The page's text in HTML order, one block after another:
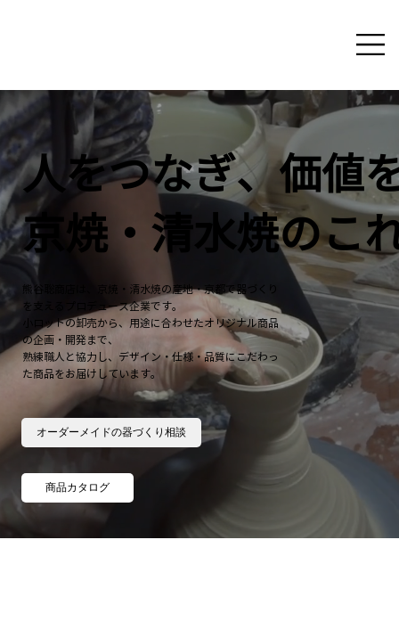
人をつなぎ、価値
京焼・清水焼のこ
熊谷聡商店は、京焼・清水焼の産地・京都で器づくり
を支えるプロデュース企業です。
小ロットの卸売から、用途に合わせたオリジナル商品
の企画・開発まで、
熟練職人と協力し、デザイン・仕様・品質にこだわっ
た商品をお届けしています。
オーダーメイドの器づくり相談
商品カタログ